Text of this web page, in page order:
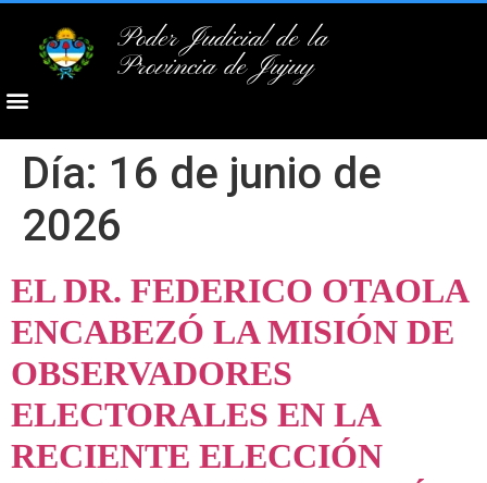
Poder Judicial de la
Provincia de Jujuy
Día: 16 de junio de
2026
EL DR. FEDERICO OTAOLA
ENCABEZÓ LA MISIÓN DE
OBSERVADORES
ELECTORALES EN LA
RECIENTE ELECCIÓN